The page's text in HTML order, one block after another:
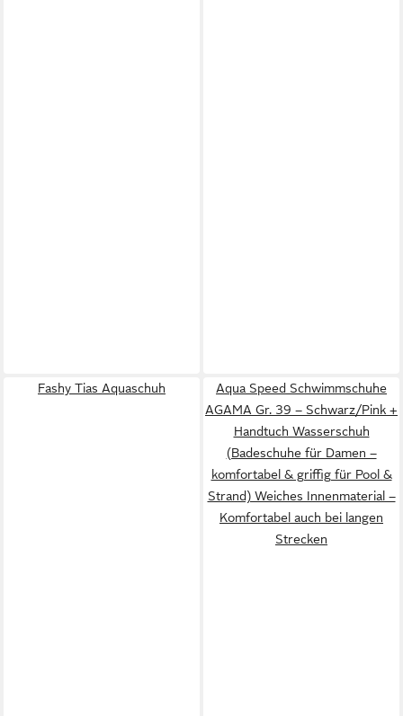
Fashy Tias Aquaschuh
Aqua Speed Schwimmschuhe
AGAMA Gr. 39 – Schwarz/Pink +
Handtuch Wasserschuh
(Badeschuhe für Damen –
komfortabel & griffig für Pool &
Strand) Weiches Innenmaterial –
Komfortabel auch bei langen
Strecken